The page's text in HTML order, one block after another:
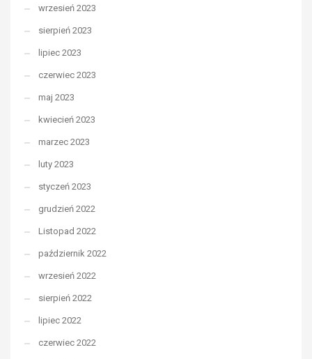
wrzesień 2023
sierpień 2023
lipiec 2023
czerwiec 2023
maj 2023
kwiecień 2023
marzec 2023
luty 2023
styczeń 2023
grudzień 2022
Listopad 2022
październik 2022
wrzesień 2022
sierpień 2022
lipiec 2022
czerwiec 2022